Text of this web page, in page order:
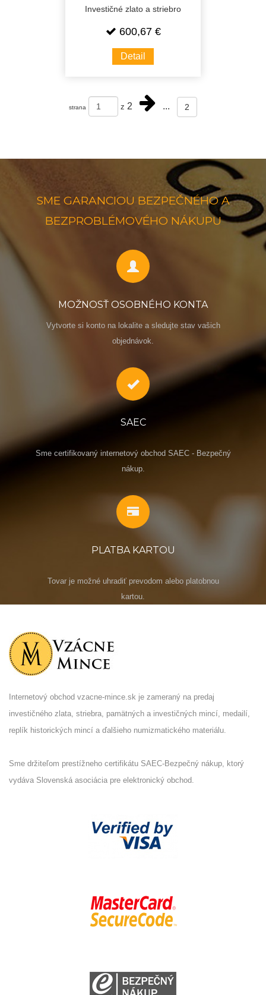
Investičné zlato a striebro
600,67 €
Detail
strana z 2 ... 2
SME GARANCIOU BEZPEČNÉHO A
BEZPROBLÉMOVÉHO NÁKUPU
MOŽNOSŤ OSOBNÉHO KONTA
Vytvorte si konto na lokalite a sledujte stav vašich
objednávok.
SAEC
Sme certifikovaný internetový obchod SAEC - Bezpečný
nákup.
PLATBA KARTOU
Tovar je možné uhradiť prevodom alebo platobnou
kartou.
Internetový obchod vzacne-mince.sk je zameraný na predaj
investičného zlata, striebra, pamätných a investičných mincí, medailí,
replík historických mincí a ďalšieho numizmatického materiálu.
Sme držiteľom prestížneho certifikátu SAEC-Bezpečný nákup, ktorý
vydáva Slovenská asociácia pre elektronický obchod.